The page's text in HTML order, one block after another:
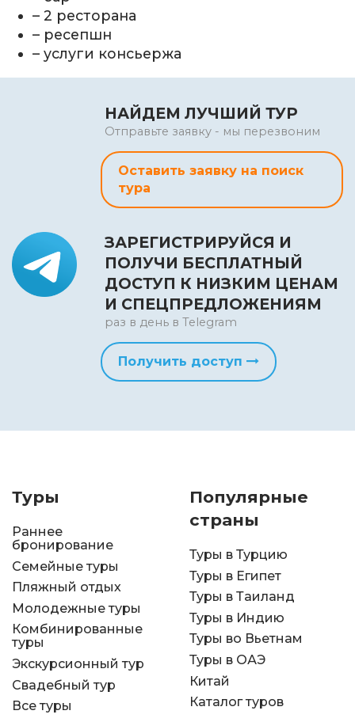
– 2 ресторана
– ресепшн
– услуги консьержа
НАЙДЕМ ЛУЧШИЙ ТУР
Отправьте заявку - мы перезвоним
Оставить заявку на поиск
тура
ЗАРЕГИСТРИРУЙСЯ И
ПОЛУЧИ БЕСПЛАТНЫЙ
ДОСТУП К НИЗКИМ ЦЕНАМ
И СПЕЦПРЕДЛОЖЕНИЯМ
раз в день в Telegram
Получить доступ
Туры
Раннее
бронирование
Семейные туры
Пляжный отдых
Молодежные туры
Комбинированные
туры
Экскурсионный тур
Свадебный тур
Все туры
Популярные
страны
Туры в Турцию
Туры в Египет
Туры в Таиланд
Туры в Индию
Туры во Вьетнам
Туры в ОАЭ
Китай
Каталог туров